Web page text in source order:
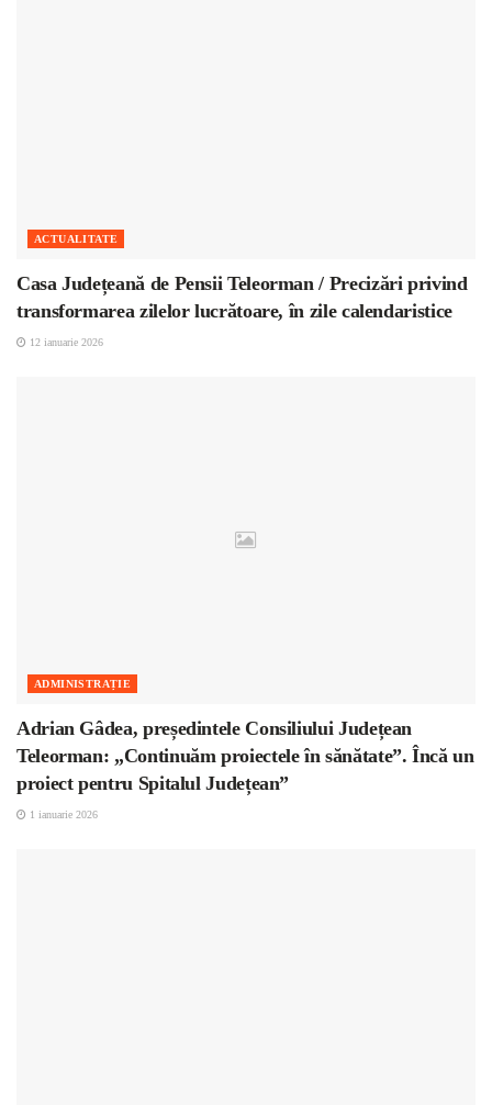
ACTUALITATE
Casa Județeană de Pensii Teleorman / Precizări privind
transformarea zilelor lucrătoare, în zile calendaristice
12 ianuarie 2026
ADMINISTRAȚIE
Adrian Gâdea, președintele Consiliului Județean
Teleorman: „Continuăm proiectele în sănătate”. Încă un
proiect pentru Spitalul Județean”
1 ianuarie 2026